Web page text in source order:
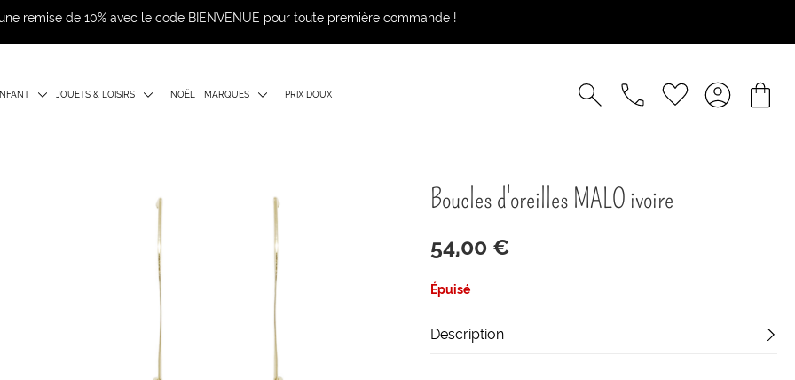
remise de 10% avec le code BIENVENUE pour toute première commande !
JOUETS & LOISIRS NOËL MARQUES PRIX DOUX
Boucles d'oreilles MALO ivoire
54,00 €
Épuisé
Description